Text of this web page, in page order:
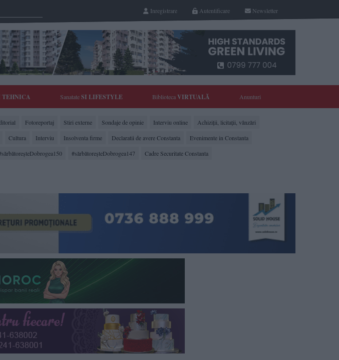
Newsletter
Autentificare
Inregistrare
TEHNICA SanatateSI LIFESTYLE BibliotecaVIRTUALĂ Anunturi
Fotoreportaj Stiri externe Sondaje de opinie Interviu online
Achiziții, licitații, vânzări
Cultura Interviu Insolventa firme Declaratii de avere Constanta
Evenimente in Constanta
#sărbătoreşteDobrogea147 Cadre Securitate Constanta